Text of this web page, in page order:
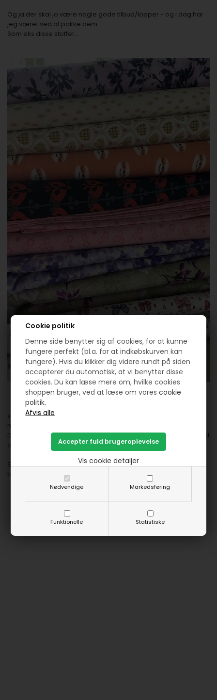
Cookie politik
Denne side benytter sig af cookies, for at kunne
fungere perfekt (bl.a. for at indkøbskurven kan
fungere). Hvis du klikker dig videre rundt på siden
accepterer du automatisk, at vi benytter disse
cookies. Du kan læse mere om, hvilke cookies
shoppen bruger, ved at læse om vorescookie
politik.
Nødvendige Markedsføring
Funktionelle Statistiske
Vis cookie detaljer
Og ja der skal jo være nogle gode tilbud/lopper - og i dag har
jeg været ved at pakke dem...
Som eks disse stoffer...
så måske du skulle komme en tur til Vejerslev på lørdag i
mellem kl 10 til kl 15 og se hvad der er af lopper.
Der vil også imellem kl 11 og 13 være mulighed for at købe frokost
og hele dagen kaffe/vand mm.
Så lad os alle få en dejlig dag og vi krydser finger for at der
bliver tørvejr....